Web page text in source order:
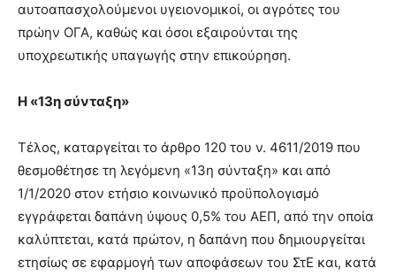
αυτοαπασχολούμενοι υγειονομικοί, οι αγρότες του
πρώην ΟΓΑ, καθώς και όσοι εξαιρούνται της
υποχρεωτικής υπαγωγής στην επικούρηση.
Η «13η σύνταξη»
Τέλος, καταργείται το άρθρο 120 του ν. 4611/2019 που
θεσμοθέτησε τη λεγόμενη «13η σύνταξη» και από
1/1/2020 στον ετήσιο κοινωνικό προϋπολογισμό
εγγράφεται δαπάνη ύψους 0,5% του ΑΕΠ, από την οποία
καλύπτεται, κατά πρώτον, η δαπάνη που δημιουργείται
ετησίως σε εφαρμογή των αποφάσεων του ΣτΕ και, κατά